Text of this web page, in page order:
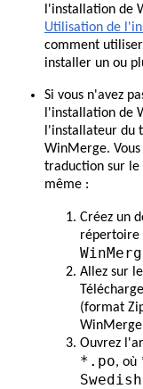
l'installation de
Utilisation de
comment
installer un ou
Si vous n'avez
l'installation de
l'installateur du
WinMerge.
traduction sur
même :
Créez un
répertoire
Allez sur
(format
Ouvrez
*.po, où